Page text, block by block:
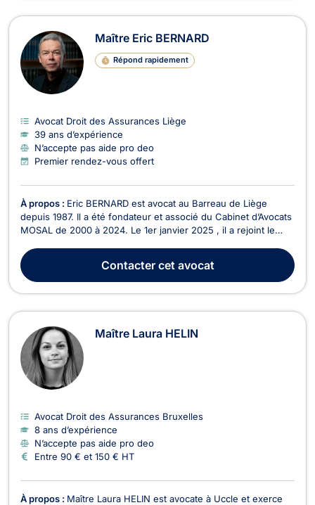
Maître Eric BERNARD
Répond rapidement
Avocat Droit des Assurances Liège
39 ans d’expérience
N’accepte pas aide pro deo
Premier rendez-vous offert
À propos : Eric BERNARD est avocat au Barreau de Liège
depuis 1987. Il a été fondateur et associé du Cabinet d’Avocats
MOSAL de 2000 à 2024. Le 1er janvier 2025 , il a rejoint le
WWW.AVOCATS-JAK.BE Il est également juge suppléant
depuis 1994, d’abord à la Justice de Paix du canton de L...
Contactercet avocat
Maître Laura HELIN
Avocat Droit des Assurances Bruxelles
8 ans d’expérience
N’accepte pas aide pro deo
Entre 90 € et 150 € HT
À propos : Maître Laura HELIN est avocate à Uccle et exerce